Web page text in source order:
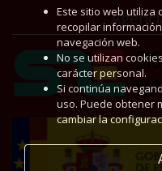
Este sitio web utiliza
recopilar
navegación web.
No se utilizan
carácter personal.
Si continúa
uso. Puede obtener
cambiar la